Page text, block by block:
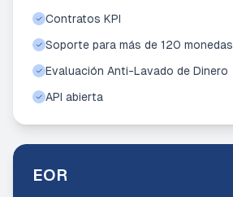
Contratos KPI
Soporte para más de 120 monedas
Evaluación Anti-Lavado de Dinero
API abierta
EOR